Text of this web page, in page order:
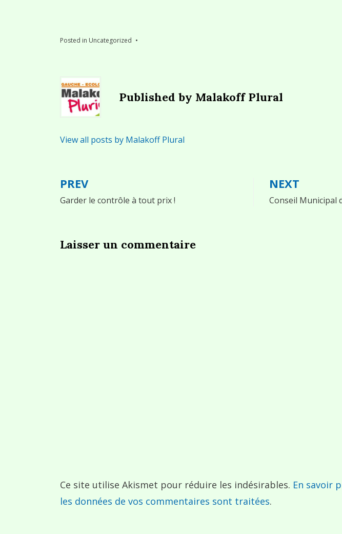
Posted in Uncategorized
Published by Malakoff Plural
View all posts by Malakoff Plural
Navigation
de
PREV
Garder le contrôle à tout prix !
NEXT
Conseil Municipal
Laisser un commentaire
Ce site utilise Akismet pour réduire les indésirables. En savoir
les données de vos commentaires sont traitées.